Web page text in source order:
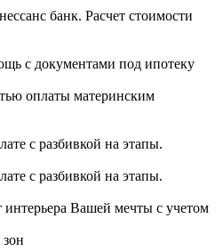
банк. Расчет стоимости
с документами под ипотеку
оплаты материнским
с разбивкой на этапы.
с разбивкой на этапы.
интерьера Вашей мечты с учетом